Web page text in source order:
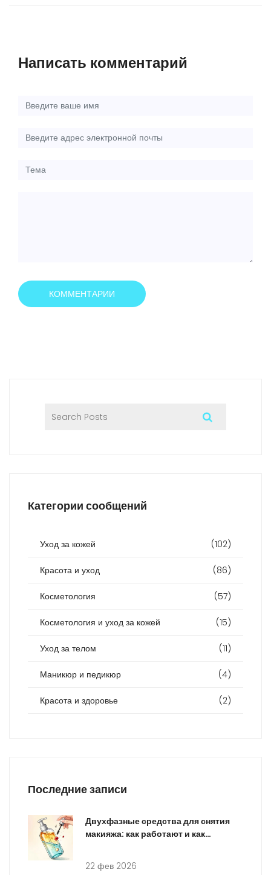
Написать комментарий
КОММЕНТАРИИ
Категории сообщений
Уход за кожей (102)
Красота и уход (86)
Косметология (57)
Косметология и уход за кожей (15)
Уход за телом (11)
Маникюр и педикюр (4)
Красота и здоровье (2)
Последние записи
Двухфазные средства для снятия
макияжа: как работают и как
22 фев 2026